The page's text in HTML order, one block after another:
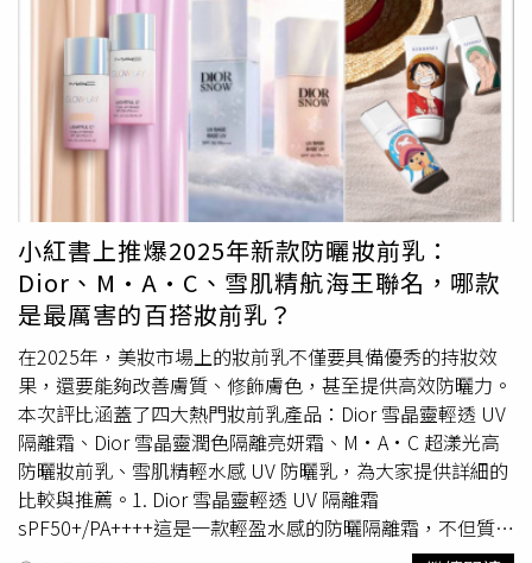
動、去海邊玩水、長時間曬太陽的人！想找超耐操、流汗也
不掉的防曬？高絲這款美顏定格UV防護罩可以直接對抗高
溫、高濕度，標榜防水、防汗、防油、不卡粉，就算運動、
大量流汗都不怕脫落！SPF50+/PA++++滿分防護，還能穩
定持久底妝，妝前使用完全不影響粉底服貼度，整體妝效也
更乾淨清爽。高絲美顏定格UV防護罩40ml／360元（圖／
乾濕有別補防曬前很多人會忽略徹底清潔殘留汗水，曾醫師
表示補防曬前若發現在臉上肌膚有汗水應該要用「濕紙巾」
擦拭清潔乾淨後再補防曬品，因為汗水內含有阿摩尼亞等分
泌物是黴菌及有害微生物維生來源，如未先擦拭清潔乾淨再
擦防曬，會把汗水悶住在肌膚內造成汗斑或毛囊炎等問題。
【3】防曬後│防曬不過夜多功能防曬產品如果帶潤色、粉
底或防水功能，「每天」都需要透過卸妝方式清洗卸除乾
淨，避免成份殘留造成肌膚下一個敏感來源。防曬乳推薦：
適樂膚 全效清爽修護防曬乳 SPF50 PA++++特別推薦給敏感
性肌膚的修護防曬乳，曾醫師表示這款防曬乳加與肌膚結構
相同、親膚性佳的神經醯胺 Ceramide EOP+NP+AP 三重神
經醯胺能有效發揮肌膚保濕與強化屏障防禦力，結合完整防
禦長波 UVA/UVB防曬配方，幫助肌膚建立雙層抗 UV 防護
網，讓紫外線 UV 不會趁虛而入造成曬黑、曬老傷害。新生
代女星詹子萱也強力推薦！適樂膚 全效清爽修護防曬乳
SPF50 PA++++ 52ml／629元（圖／品牌提供）防曬乳推
薦：安耐曬 金鑽高效防曬露NA 5XSPF 50+ PA++++超高人
氣的亞洲時尚ICON王嘉爾也表示，無論當天工作與否都會
習慣在保濕乳霜後擦上防曬抵抗紫外線。安耐曬在日本已連
續24年銷售No.1，人氣明星商品金鑽系列擁有SPF50+
小紅書上推爆2025年新款防曬妝前乳：
Dior、M·A·C、雪肌精航海王聯名，哪款
是最厲害的百搭妝前乳？
在2025年，美妝市場上的妝前乳不僅要具備優秀的持妝效
果，還要能夠改善膚質、修飾膚色，甚至提供高效防曬力。
本次評比涵蓋了四大熱門妝前乳產品：Dior 雪晶靈輕透 UV
隔離霜、Dior 雪晶靈潤色隔離亮妍霜、M·A·C 超漾光高
防曬妝前乳、雪肌精輕水感 UV 防曬乳，為大家提供詳細的
比較與推薦。1. Dior 雪晶靈輕透 UV 隔離霜
sPF50+/PA++++這是一款輕盈水感的防曬隔離霜，不但質地
輕盈、透氣，讓肌膚可以自在呼吸，而且擁有高係數防曬，